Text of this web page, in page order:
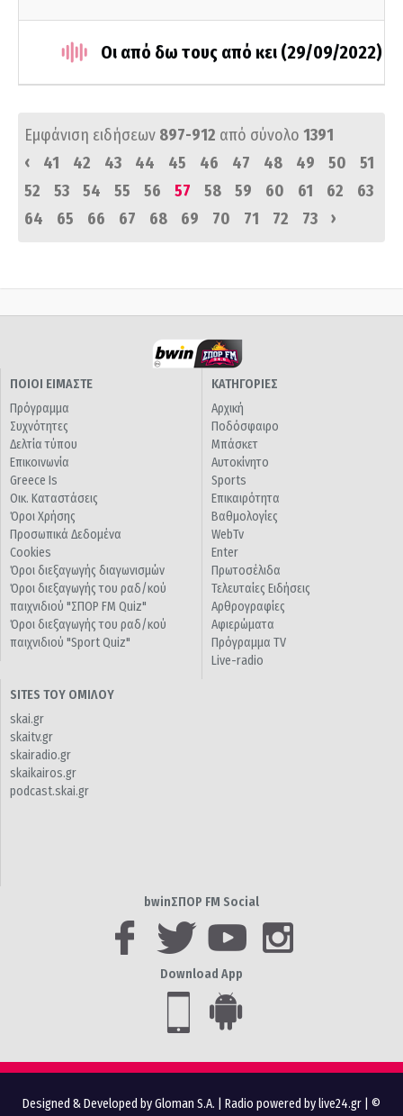
Οι από δω τους από κει (29/09/2022)
Εμφάνιση ειδήσεων 897-912 από σύνολο 1391
‹
41 42 43 44 45 46 47 48 49 50
51
52
53 54 55 56 57 58 59 60 61 62
63
64
65 66 67 68 69 70 71 72 73 ›
ΠΟΙΟΙ ΕΙΜΑΣΤΕ
Πρόγραμμα
Συχνότητες
Δελτία τύπου
Επικοινωνία
Greece Is
Οικ. Καταστάσεις
Όροι Χρήσης
Προσωπικά Δεδομένα
Cookies
Όροι διεξαγωγής διαγωνισμών
Όροι διεξαγωγής του ραδ/κού
παιχνιδιού "ΣΠΟΡ FM Quiz"
Όροι διεξαγωγής του ραδ/κού
παιχνιδιού "Sport Quiz"
ΚΑΤΗΓΟΡΙΕΣ
Αρχική
Ποδόσφαιρο
Μπάσκετ
Αυτοκίνητο
Sports
Επικαιρότητα
Βαθμολογίες
WebTv
Enter
Πρωτοσέλιδα
Τελευταίες Ειδήσεις
Αρθρογραφίες
Αφιερώματα
Πρόγραμμα TV
Live-radio
SITES ΤΟΥ ΟΜΙΛΟΥ
skai.gr
skaitv.gr
skairadio.gr
skaikairos.gr
podcast.skai.gr
bwinΣΠΟΡ FM Social
Download App
Designed & Developed by Gloman S.A. Radio powered by live24.gr | ©